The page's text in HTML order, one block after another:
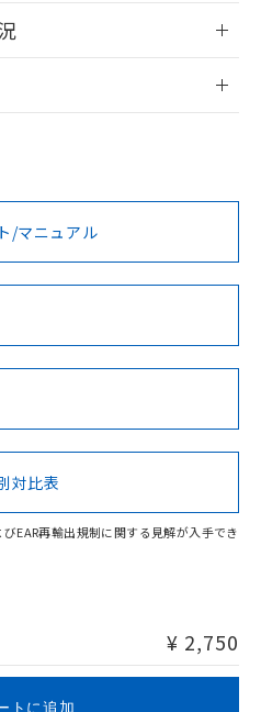
/会員登録
ただく前に、以下を必ずお読
Cd Cr(VI)
可能性があります。
認
ー
BV型式承認
（フランス
KR型式
（韓国
No No
の規格認証/適合状況ページへ
のページからご検索ください
/マニュアル
対比表
EAR再輸出規制に関する見解が入手でき
¥ 2,750
トに追加